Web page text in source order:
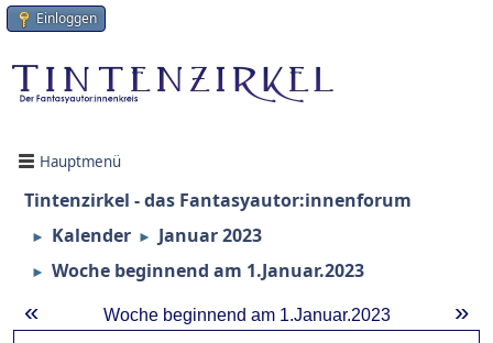
Einloggen
Hauptmenü
Tintenzirkel - das Fantasyautor:innenforum
► Kalender ► Januar 2023
► Woche beginnend am 1.Januar.2023
« »
Woche beginnend am 1.Januar.2023